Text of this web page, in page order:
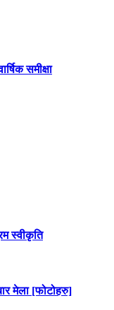
समीक्षा
स्वीकृति
मेला [फोटोहरु]